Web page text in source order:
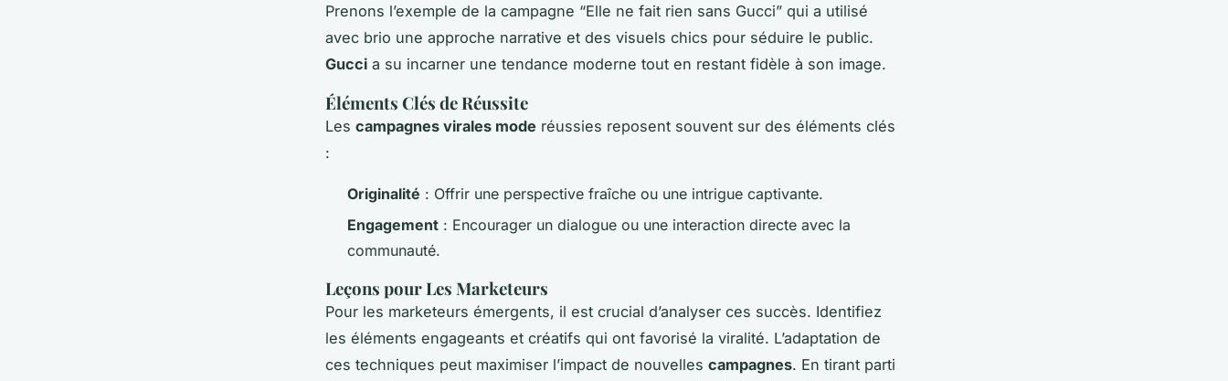
Prenons l’exemple de la campagne “Elle ne fait rien sans Gucci” qui a utilisé
avec brio une approche narrative et des visuels chics pour séduire le public.
Gucci a su incarner une tendance moderne tout en restant fidèle à son image.
Éléments Clés de Réussite
Les campagnes virales mode réussies reposent souvent sur des éléments clés
:
Originalité : Offrir une perspective fraîche ou une intrigue captivante.
Engagement : Encourager un dialogue ou une interaction directe avec la
communauté.
Leçons pour Les Marketeurs
Pour les marketeurs émergents, il est crucial d’analyser ces succès. Identifiez
les éléments engageants et créatifs qui ont favorisé la viralité. L’adaptation de
ces techniques peut maximiser l’impact de nouvelles campagnes. En tirant parti